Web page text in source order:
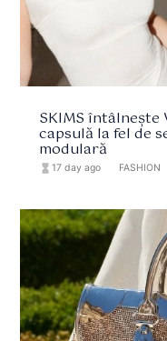
SKIMS întâlnește
capsulă la fel de
modulară
hourglass_full 17 day ago FASHION